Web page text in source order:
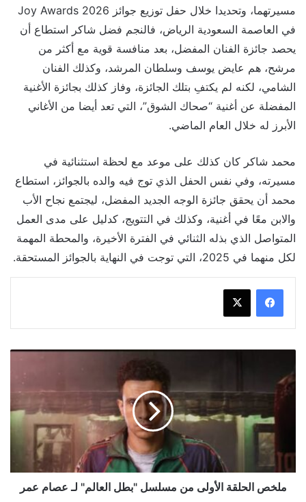
مسيرتهما، وتحديدا خلال حفل توزيع جوائز Joy Awards 2026
في العاصمة السعودية الرياض، فالنجم فضل شاكر استطاع أن
يحصد جائزة الفنان المفضل، بعد منافسة قوية مع أكثر من
مرشح، هم عايض يوسف وسلطان المرشد، وكذلك الفنان
الشامي، لكنه لم يكتفِ بتلك الجائزة، وفاز كذلك بجائزة الأغنية
المفضلة عن أغنية “صحاك الشوق”، التي تعد أيضا من الأغاني
الأبرز له خلال العام الماضي.
محمد شاكر كان كذلك على موعد مع لحظة استثنائية في
مسيرته، وفي نفس الحفل الذي توج فيه والده بالجوائز، استطاع
محمد أن يحقق جائزة الوجه الجديد المفضل، ليجتمع نجاح الأب
والابن معًا في أغنية، وكذلك في التتويج، كدليل على مدى العمل
المتواصل الذي بذله الثنائي في الفترة الأخيرة، والمحطة المهمة
لكل منهما في 2025، التي توجت في النهاية بالجوائز المستحقة.
الحلقة
الأولى
من
مسلسل
العالم"
لـ
عصام
عمرملخص الحلقة الأولى من مسلسل "بطل العالم" لـ عصام عمر